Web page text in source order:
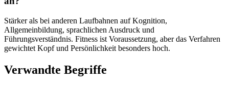
Stärker als bei anderen Laufbahnen auf Kognition,
Allgemeinbildung, sprachlichen Ausdruck und
Führungsverständnis. Fitness ist Voraussetzung, aber das Verfahren
gewichtet Kopf und Persönlichkeit besonders hoch.
Verwandte Begriffe